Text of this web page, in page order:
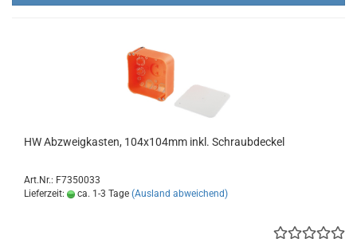
HW Abzweigkasten, 104x104mm inkl. Schraubdeckel
Art.Nr.: F7350033
Lieferzeit:
ca. 1-3 Tage (Ausland abweichend)